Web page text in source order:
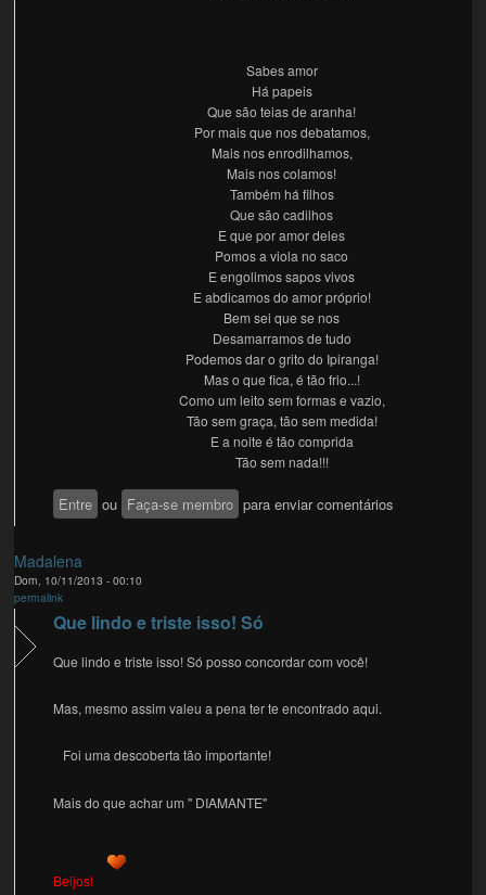
Sabes amor
Há papeis
Que são teias de aranha!
Por mais que nos debatamos,
Mais nos enrodilhamos,
Mais nos colamos!
Também há filhos
Que são cadilhos
E que por amor deles
Pomos a viola no saco
E engolimos sapos vivos
E abdicamos do amor próprio!
Bem sei que se nos
Desamarramos de tudo
Podemos dar o grito do Ipiranga!
Mas o que fica, é tão frio...!
Como um leito sem formas e vazio,
Tão sem graça, tão sem medida!
E a noite é tão comprida
Tão sem nada!!!
Entre ou Faça-se membro para enviar comentários
Madalena
Dom, 10/11/2013 - 00:10
permalink
Que lindo e triste isso! Só
Que lindo e triste isso! Só posso concordar com você!
Mas, mesmo assim valeu a pena ter te encontrado aqui.
Foi uma descoberta tão importante!
Mais do que achar um " DIAMANTE"
Beijos!